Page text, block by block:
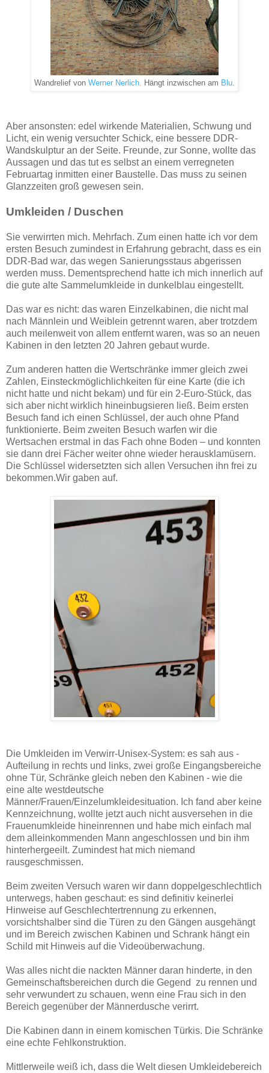
Wandrelief von Werner Nerlich. Hängt inzwischen am Blu.
Aber ansonsten: edel wirkende Materialien, Schwung und
Licht, ein wenig versuchter Schick, eine bessere DDR-
Wandskulptur an der Seite. Freunde, zur Sonne, wollte das
Aussagen und das tut es selbst an einem verregneten
Februartag inmitten einer Baustelle. Das muss zu seinen
Glanzzeiten groß gewesen sein.
Umkleiden / Duschen
Sie verwirrten mich. Mehrfach. Zum einen hatte ich vor dem
ersten Besuch zumindest in Erfahrung gebracht, dass es ein
DDR-Bad war, das wegen Sanierungsstaus abgerissen
werden muss. Dementsprechend hatte ich mich innerlich auf
die gute alte Sammelumkleide in dunkelblau eingestellt.
Das war es nicht: das waren Einzelkabinen, die nicht mal
nach Männlein und Weiblein getrennt waren, aber trotzdem
auch meilenweit von allem entfernt waren, was so an neuen
Kabinen in den letzten 20 Jahren gebaut wurde.
Zum anderen hatten die Wertschränke immer gleich zwei
Zahlen, Einsteckmöglichlichkeiten für eine Karte (die ich
nicht hatte und nicht bekam) und für ein 2-Euro-Stück, das
sich aber nicht wirklich hineinbugsieren ließ. Beim ersten
Besuch fand ich einen Schlüssel, der auch ohne Pfand
funktionierte. Beim zweiten Besuch warfen wir die
Wertsachen erstmal in das Fach ohne Boden – und konnten
sie dann drei Fächer weiter ohne wieder herausklamüsern.
Die Schlüssel widersetzten sich allen Versuchen ihn frei zu
bekommen.Wir gaben auf.
Die Umkleiden im Verwirr-Unisex-System: es sah aus -
Aufteilung in rechts und links, zwei große Eingangsbereiche
ohne Tür, Schränke gleich neben den Kabinen - wie die
eine alte westdeutsche
Männer/Frauen/Einzelumkleidesituation. Ich fand aber keine
Kennzeichnung, wollte jetzt auch nicht ausversehen in die
Frauenumkleide hineinrennen und habe mich einfach mal
dem alleinkommenden Mann angeschlossen und bin ihm
hinterhergeeilt. Zumindest hat mich niemand
rausgeschmissen.
Beim zweiten Versuch waren wir dann doppelgeschlechtlich
unterwegs, haben geschaut: es sind definitiv keinerlei
Hinweise auf Geschlechtertrennung zu erkennen,
vorsichtshalber sind die Türen zu den Gängen ausgehängt
und im Bereich zwischen Kabinen und Schrank hängt ein
Schild mit Hinweis auf die Videoüberwachung.
Was alles nicht die nackten Männer daran hinderte, in den
Gemeinschaftsbereichen durch die Gegend zu rennen und
sehr verwundert zu schauen, wenn eine Frau sich in den
Bereich gegenüber der Männerdusche verirrt.
Die Kabinen dann in einem komischen Türkis. Die Schränke
eine echte Fehlkonstruktion.
Mittlerweile weiß ich, dass die Welt diesen Umkleidebereich